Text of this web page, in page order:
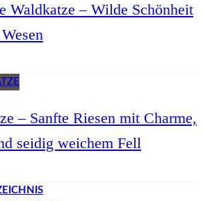
Waldkatze – Wilde Schönheit
– Sanfte Riesen mit Charme,
seidig weichem Fell